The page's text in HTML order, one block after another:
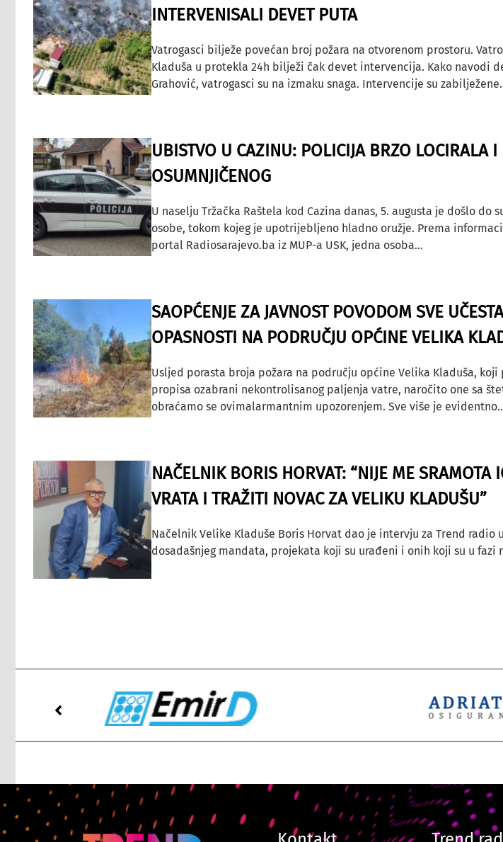
INTERVENISALI DEVET PUTA
Vatrogasci bilježe povećan broj požara na otvorenom prostoru.
Kladuša u protekla 24h bilježi čak devet intervencija. Kako navodi
Grahović, vatrogasci su na izmaku snaga. Intervencije su
UBISTVO U CAZINU: POLICIJA BRZO LOCIRALA
OSUMNJIČENOG
U naselju Tržačka Raštela kod Cazina danas, 5. augusta je došlo do
osobe, tokom kojeg je upotrijebljeno hladno oružje. Prema
portal Radiosarajevo.ba iz MUP-a USK, jedna osoba...
SAOPĆENJE ZA JAVNOST POVODOM SVE
OPASNOSTI NA PODRUČJU OPĆINE VELIKA
Usljed porasta broja požara na području općine Velika Kladuša,
propisa ozabrani nekontrolisanog paljenja vatre, naročito one sa
obraćamo se ovimalarmantnim upozorenjem. Sve više je
NAČELNIK BORIS HORVAT: “NIJE ME SRAMOTA
VRATA I TRAŽITI NOVAC ZA VELIKU KLADUŠU”
Načelnik Velike Kladuše Boris Horvat dao je intervju za Trend radio
dosadašnjeg mandata, projekata koji su urađeni i onih koji su u fazi